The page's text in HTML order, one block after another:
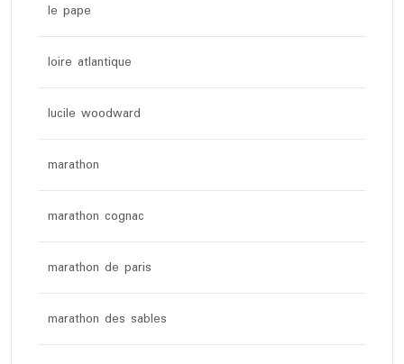
le pape
loire atlantique
lucile woodward
marathon
marathon cognac
marathon de paris
marathon des sables